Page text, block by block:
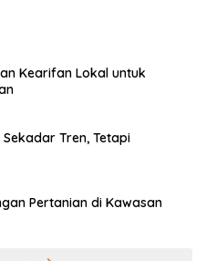
Kearifan Lokal untuk
Tren, Tetapi
Pertanian di Kawasan